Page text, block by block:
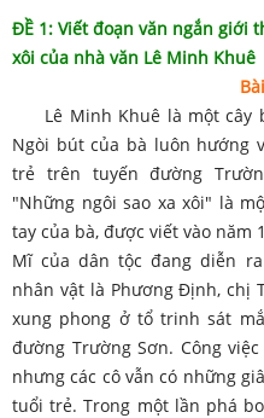
ĐỀ 1: Viết đoạn văn ngắn giới
xôi của nhà văn Lê Minh Khuê
Lê Minh Khuê là một cây
Ngòi bút của bà luôn hướng
trẻ trên tuyến đường
"Những ngôi sao xa xôi" là
tay của bà, được viết vào năm
Mĩ của dân tộc đang diễn
nhân vật là Phương Định, chị
xung phong ở tổ trinh sát
đường Trường Sơn. Công
nhưng các cô vẫn có những
tuổi trẻ. Trong một lần phá